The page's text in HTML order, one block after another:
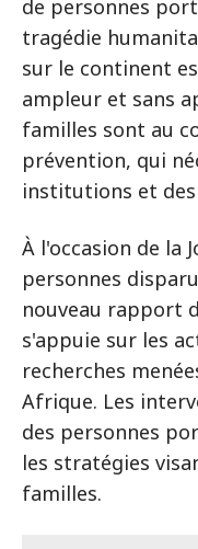
de personnes
tragédie
sur le continent
ampleur et sans
familles sont au
prévention, qui
institutions et
À l'occasion de la
personnes
nouveau rapport
s'appuie sur les
recherches
Afrique. Les
des personnes
les stratégies
familles.